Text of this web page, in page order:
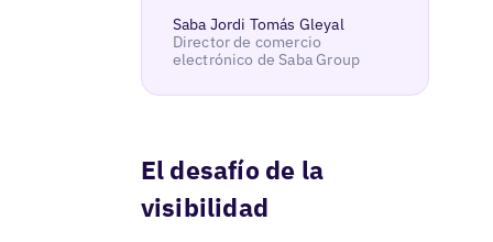
Saba Jordi Tomás Gleyal
Director de comercio
electrónico de Saba Group
El desafío de la
visibilidad